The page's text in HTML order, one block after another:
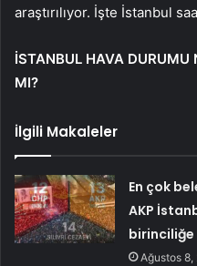
araştırılıyor. İşte İstanbul
İSTANBUL HAVA DURUMU
MI?
İlgili Makaleler
En çok
AKP
birinciliğe
Ağustos 8,